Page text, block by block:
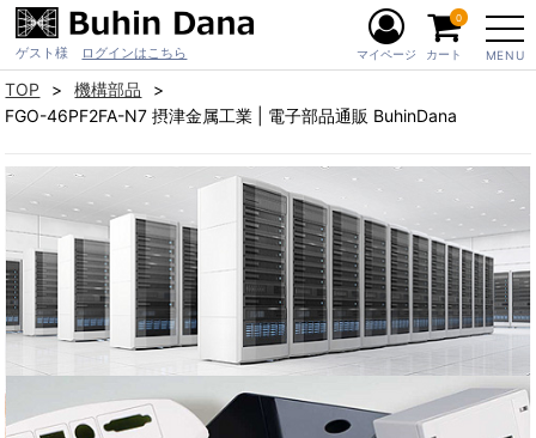
ゲスト様 ログインはこちら MENU
マイページ カート
0
TOP
機構部品
FGO-46PF2FA-N7 摂津金属工業 | 電子部品通販 BuhinDana